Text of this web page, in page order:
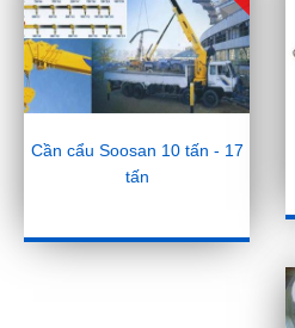
Cần cẩu Soosan 10 tấn - 17
tấn